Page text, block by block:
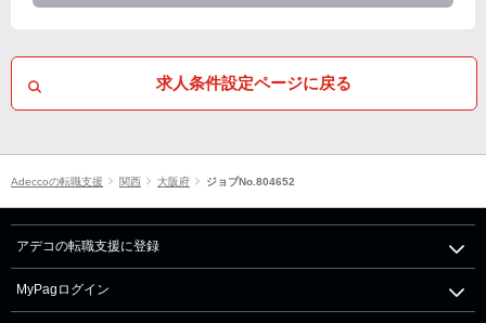
求人条件設定ページに戻る
Adeccoの転職支援 関西 大阪府 ジョブNo.804652
アデコの転職支援に登録
MyPagログイン